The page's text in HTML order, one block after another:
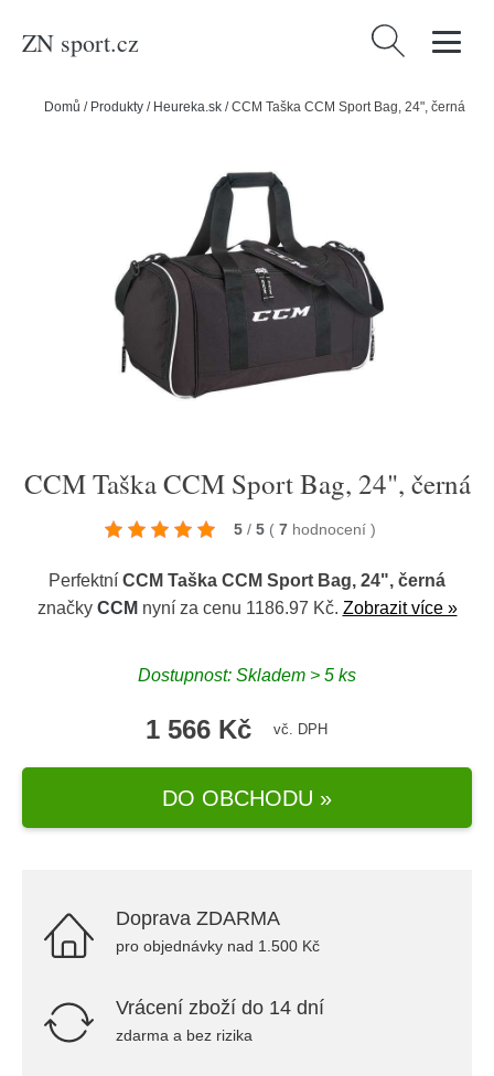
ZN sport.cz Vyhledávání
Domů / Produkty / Heureka.sk /CCM Taška CCM Sport Bag, 24", černá
CCM Taška CCM Sport Bag, 24", černá
5 / 5 ( 7 hodnocení )
Perfektní CCM Taška CCM Sport Bag, 24", černá
značky CCM nyní za cenu 1186.97 Kč. Zobrazit více »
Dostupnost: Skladem > 5 ks
1 566 Kč vč. DPH
DO OBCHODU »
Doprava ZDARMA
pro objednávky nad 1.500 Kč
Vrácení zboží do 14 dní
zdarma a bez rizika